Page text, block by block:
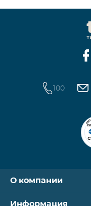
100
О компании
Информация